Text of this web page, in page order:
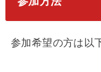
参加希望の方は以